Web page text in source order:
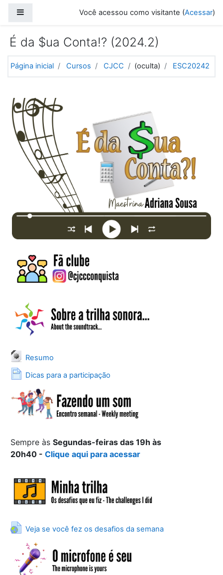
Você acessou como visitante (Acessar)
É da $ua Conta!? (2024.2)
Página inicial Cursos CJCC (oculta) ESC20242
Programação
Resumo
Arquivo
Dicas para a participação
Página
Sempre àsSegundas-feiras das 19h às
20h40 -Clique aqui para acessar
Veja se você fez os desafios da semana
URL